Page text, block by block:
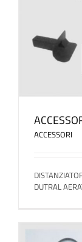
ACCESSORI
DUTRAL